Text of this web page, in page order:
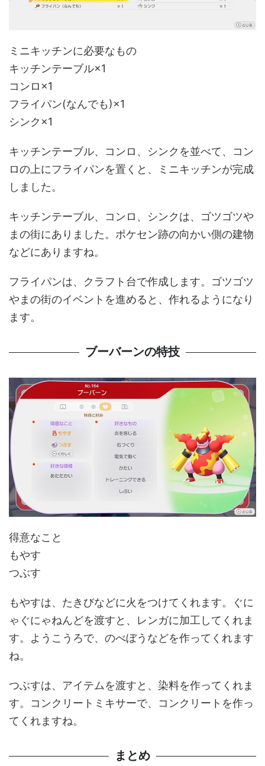
ミニキッチンに必要なもの
キッチンテーブル×1
コンロ×1
フライパン(なんでも)×1
シンク×1
キッチンテーブル、コンロ、シンクを並べて、コン
ロの上にフライパンを置くと、ミニキッチンが完成
しました。
キッチンテーブル、コンロ、シンクは、ゴツゴツや
まの街にありました。ポケセン跡の向かい側の建物
などにありますね。
フライパンは、クラフト台で作成します。ゴツゴツ
やまの街のイベントを進めると、作れるようになり
ます。
ブーバーンの特技
得意なこと
もやす
つぶす
もやすは、たきびなどに火をつけてくれます。ぐに
ゃぐにゃねんどを渡すと、レンガに加工してくれま
す。ようこうろで、のべぼうなどを作ってくれます
ね。
つぶすは、アイテムを渡すと、染料を作ってくれま
す。コンクリートミキサーで、コンクリートを作っ
てくれますね。
まとめ